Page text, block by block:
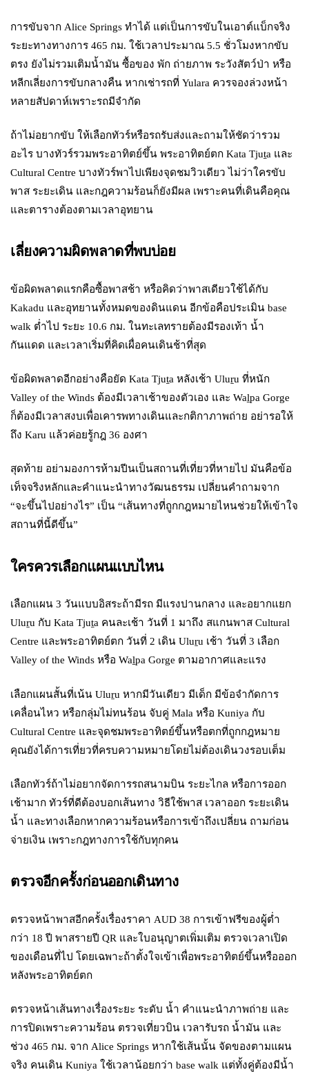
การขับจาก Alice Springs ทำได้ แต่เป็นการขับในเอาต์แบ็กจริง
ระยะทางทางการ 465 กม. ใช้เวลาประมาณ 5.5 ชั่วโมงหากขับ
ตรง ยังไม่รวมเติมน้ำมัน ซื้อของ พัก ถ่ายภาพ ระวังสัตว์ป่า หรือ
หลีกเลี่ยงการขับกลางคืน หากเช่ารถที่ Yulara ควรจองล่วงหน้า
หลายสัปดาห์เพราะรถมีจำกัด
ถ้าไม่อยากขับ ให้เลือกทัวร์หรือรถรับส่งและถามให้ชัดว่ารวม
อะไร บางทัวร์รวมพระอาทิตย์ขึ้น พระอาทิตย์ตก Kata Tjuṯa และ
Cultural Centre บางทัวร์พาไปเพียงจุดชมวิวเดียว ไม่ว่าใครขับ
พาส ระยะเดิน และกฎความร้อนก็ยังมีผล เพราะคนที่เดินคือคุณ
และตารางต้องตามเวลาอุทยาน
เลี่ยงความผิดพลาดที่พบบ่อย
ข้อผิดพลาดแรกคือซื้อพาสช้า หรือคิดว่าพาสเดียวใช้ได้กับ
Kakadu และอุทยานทั้งหมดของดินแดน อีกข้อคือประเมิน base
walk ต่ำไป ระยะ 10.6 กม. ในทะเลทรายต้องมีรองเท้า น้ำ
กันแดด และเวลาเริ่มที่คิดเผื่อคนเดินช้าที่สุด
ข้อผิดพลาดอีกอย่างคือยัด Kata Tjuṯa หลังเช้า Uluṟu ที่หนัก
Valley of the Winds ต้องมีเวลาเช้าของตัวเอง และ Waḻpa Gorge
ก็ต้องมีเวลาสงบเพื่อเคารพทางเดินและกติกาภาพถ่าย อย่ารอให้
ถึง Karu แล้วค่อยรู้กฎ 36 องศา
สุดท้าย อย่ามองการห้ามปีนเป็นสถานที่เที่ยวที่หายไป มันคือข้อ
เท็จจริงหลักและคำแนะนำทางวัฒนธรรม เปลี่ยนคำถามจาก
“จะขึ้นไปอย่างไร” เป็น “เส้นทางที่ถูกกฎหมายไหนช่วยให้เข้าใจ
สถานที่นี้ดีขึ้น”
ใครควรเลือกแผนแบบไหน
เลือกแผน 3 วันแบบอิสระถ้ามีรถ มีแรงปานกลาง และอยากแยก
Uluṟu กับ Kata Tjuṯa คนละเช้า วันที่ 1 มาถึง สแกนพาส Cultural
Centre และพระอาทิตย์ตก วันที่ 2 เดิน Uluṟu เช้า วันที่ 3 เลือก
Valley of the Winds หรือ Waḻpa Gorge ตามอากาศและแรง
เลือกแผนสั้นที่เน้น Uluṟu หากมีวันเดียว มีเด็ก มีข้อจำกัดการ
เคลื่อนไหว หรือกลุ่มไม่ทนร้อน จับคู่ Mala หรือ Kuniya กับ
Cultural Centre และจุดชมพระอาทิตย์ขึ้นหรือตกที่ถูกกฎหมาย
คุณยังได้การเที่ยวที่ครบความหมายโดยไม่ต้องเดินวงรอบเต็ม
เลือกทัวร์ถ้าไม่อยากจัดการรถสนามบิน ระยะไกล หรือการออก
เช้ามาก ทัวร์ที่ดีต้องบอกเส้นทาง วิธีใช้พาส เวลาออก ระยะเดิน
น้ำ และทางเลือกหากความร้อนหรือการเข้าถึงเปลี่ยน ถามก่อน
จ่ายเงิน เพราะกฎทางการใช้กับทุกคน
ตรวจอีกครั้งก่อนออกเดินทาง
ตรวจหน้าพาสอีกครั้งเรื่องราคา AUD 38 การเข้าฟรีของผู้ต่ำ
กว่า 18 ปี พาสรายปี QR และใบอนุญาตเพิ่มเติม ตรวจเวลาเปิด
ของเดือนที่ไป โดยเฉพาะถ้าตั้งใจเข้าเพื่อพระอาทิตย์ขึ้นหรือออก
หลังพระอาทิตย์ตก
ตรวจหน้าเส้นทางเรื่องระยะ ระดับ น้ำ คำแนะนำภาพถ่าย และ
การปิดเพราะความร้อน ตรวจเที่ยวบิน เวลารับรถ น้ำมัน และ
ช่วง 465 กม. จาก Alice Springs หากใช้เส้นนั้น จัดของตามแผน
จริง คนเดิน Kuniya ใช้เวลาน้อยกว่า base walk แต่ทั้งคู่ต้องมีน้ำ